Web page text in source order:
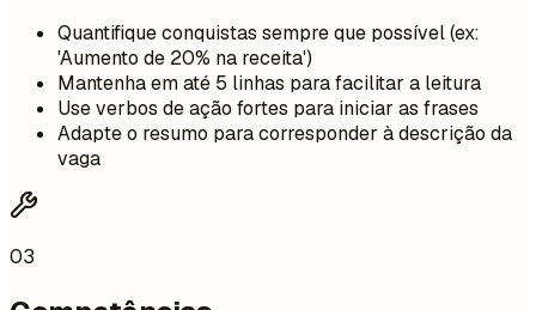
Quantifique conquistas sempre que possível (ex:
'Aumento de 20% na receita')
Mantenha em até 5 linhas para facilitar a leitura
Use verbos de ação fortes para iniciar as frases
Adapte o resumo para corresponder à descrição da
vaga
03